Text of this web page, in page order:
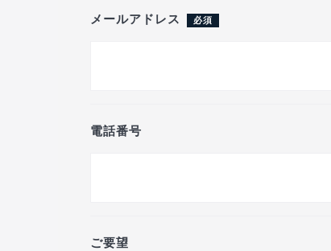
メールアドレス 必須
電話番号
ご要望